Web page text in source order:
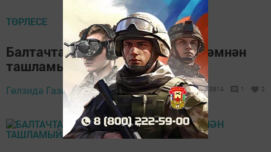
ТӨРЛЕСЕ
Балтачта ялгыз өлкәннәрне ярдәмнән
ташламыйлар
Гөлзидә Газизуллина, 22 ноябрь 2017 -
19:41
3814 1 2